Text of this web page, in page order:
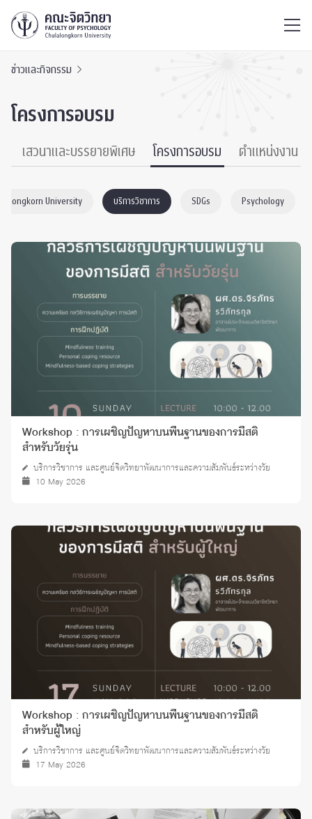
ข่าวและกิจกรรม
โครงการอบรม
เสวนาและบรรยายพิเศษ โครงการอบรม ตำแหน่งงาน
University บริการวิชาการ SDGs Psychology
Workshop : การเผชิญปัญหาบนพื้นฐานของการมีสติ
สำหรับวัยรุ่น
บริการวิชาการ และศูนย์จิตวิทยาพัฒนาการและความสัมพันธ์ระหว่างวัย
10 May 2026
Workshop : การเผชิญปัญหาบนพื้นฐานของการมีสติ
สำหรับผู้ใหญ่
บริการวิชาการ และศูนย์จิตวิทยาพัฒนาการและความสัมพันธ์ระหว่างวัย
17 May 2026